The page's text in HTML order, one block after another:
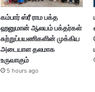
கம்பார் ஸ்ரீ ராம பக்த
ஹனுமான் ஆலயம் பக்தர்கள்
சுற்றுப்பயணிகளின் முக்கிய
அடையாள தலமாக
உருவாகும்
5 hours ago